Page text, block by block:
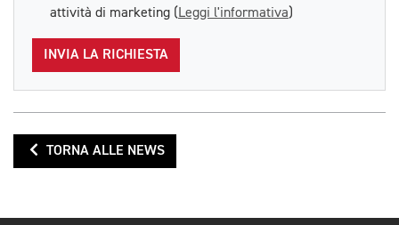
attività di marketing (Leggi l'informativa)
INVIA LA RICHIESTA
TORNA ALLE NEWS